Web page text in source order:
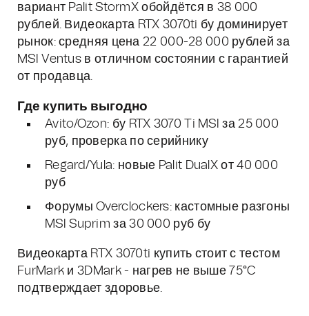
вариант Palit StormX обойдётся в 38 000
рублей. Видеокарта RTX 3070ti бу доминирует
рынок: средняя цена 22 000-28 000 рублей за
MSI Ventus в отличном состоянии с гарантией
от продавца.
Где купить выгодно
Avito/Ozon: бу RTX 3070 Ti MSI за 25 000
руб, проверка по серийнику
Regard/Yula: новые Palit DualX от 40 000
руб
Форумы Overclockers: кастомные разгоны
MSI Suprim за 30 000 руб бу
Видеокарта RTX 3070ti купить стоит с тестом
FurMark и 3DMark - нагрев не выше 75°C
подтверждает здоровье.